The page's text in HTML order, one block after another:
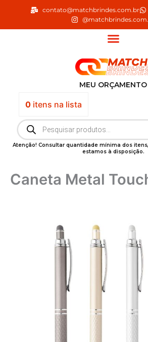
o
contato@matchbrindes.com.br
MEU ORÇAMENTO
0itens na lista
Pesquisar
produtos
Atenção! Consultar quantidade mínima dos
estamos à disposição.
Caneta Metal